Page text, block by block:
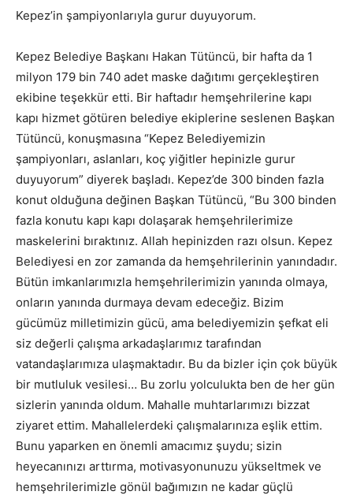
Kepez’in şampiyonlarıyla gurur duyuyorum.
Kepez Belediye Başkanı Hakan Tütüncü, bir hafta da 1
milyon 179 bin 740 adet maske dağıtımı gerçekleştiren
ekibine teşekkür etti. Bir haftadır hemşehrilerine kapı
kapı hizmet götüren belediye ekiplerine seslenen Başkan
Tütüncü, konuşmasına “Kepez Belediyemizin
şampiyonları, aslanları, koç yiğitler hepinizle gurur
duyuyorum” diyerek başladı. Kepez’de 300 binden fazla
konut olduğuna değinen Başkan Tütüncü, “Bu 300 binden
fazla konutu kapı kapı dolaşarak hemşehrilerimize
maskelerini bıraktınız. Allah hepinizden razı olsun. Kepez
Belediyesi en zor zamanda da hemşehrilerinin yanındadır.
Bütün imkanlarımızla hemşehrilerimizin yanında olmaya,
onların yanında durmaya devam edeceğiz. Bizim
gücümüz milletimizin gücü, ama belediyemizin şefkat eli
siz değerli çalışma arkadaşlarımız tarafından
vatandaşlarımıza ulaşmaktadır. Bu da bizler için çok büyük
bir mutluluk vesilesi… Bu zorlu yolculukta ben de her gün
sizlerin yanında oldum. Mahalle muhtarlarımızı bizzat
ziyaret ettim. Mahallelerdeki çalışmalarınıza eşlik ettim.
Bunu yaparken en önemli amacımız şuydu; sizin
heyecanınızı arttırma, motivasyonunuzu yükseltmek ve
hemşehrilerimizle gönül bağımızın ne kadar güçlü